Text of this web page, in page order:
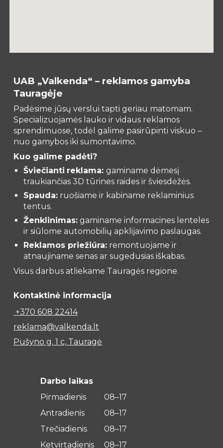
UAB „Valkenda“ – reklamos gamyba
Tauragėje
Padėsime jūsų verslui tapti geriau matomam.
Specializuojamės lauko ir vidaus reklamos
sprendimuose, todėl galime pasirūpinti viskuo –
nuo gamybos iki sumontavimo.
Kuo galime padėti?
Šviečianti reklama:gaminame dėmesį
traukiančias 3D tūrines raides ir šviesdėžės.
Spauda: ruošiame ir kabiname reklaminius
tentus.
Ženklinimas: gaminame informacines lenteles
ir siūlome automobilių apklijavimo paslaugas.
Reklamos priežiūra: remontuojame ir
atnaujiname senas ar sugedusias iškabas.
Visus darbus atliekame Tauragės regione.
Kontaktinė informacija
+370 608 22414
reklama@valkenda.lt
Pušyno g. 1 c, Tauragė
Darbo laikas
Pirmadienis
08–17
Antradienis
08–17
Trečiadienis
08–17
Ketvirtadienis
08–17